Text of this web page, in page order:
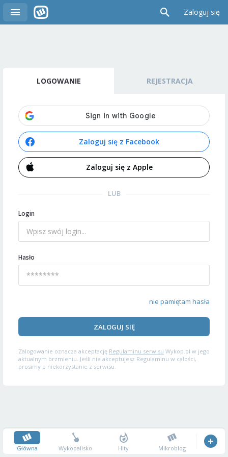
Zaloguj się
LOGOWANIE REJESTRACJA
Zaloguj się z Facebook
Zaloguj się z Apple
LUB
Login
Hasło
nie pamiętam hasła
ZALOGUJ SIĘ
Zalogowanie oznacza akceptację Regulaminu serwisu Wykop.pl w jego
aktualnym brzmieniu. Jeśli nie akceptujesz Regulaminu w całości,
prosimy o niekorzystanie z serwisu.
Główna Wykopalisko Hity Mikroblog